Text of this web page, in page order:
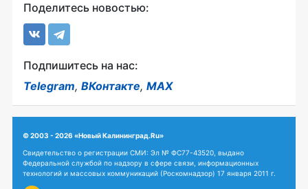
Поделитесь новостью:
Подпишитесь на нас:
Telegram, ВКонтакте, MAX
© 2003 - 2026 «Новый Калининград.Ru»
Свидетельство о регистрации СМИ: Эл № ФС77-43520, выдано
Федеральной службой по надзору в сфере связи, информационных
технологий и массовых коммуникаций (Роскомнадзор) 17 января 2011 г.